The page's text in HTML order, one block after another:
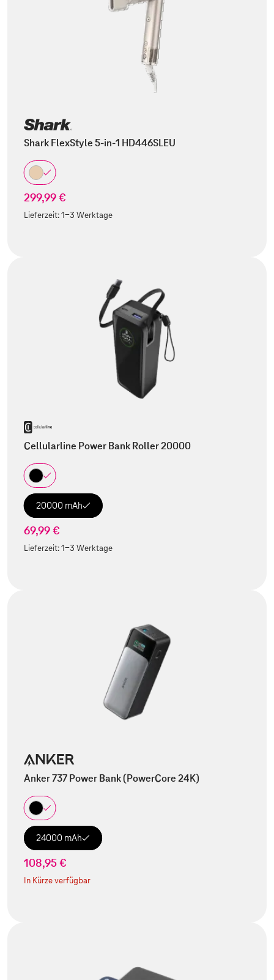
Shark FlexStyle 5-in-1 HD446SLEU
299,99 €
Lieferzeit:1-3 Werktage
Cellularline Power Bank Roller 20000
20000 mAh
69,99 €
Lieferzeit:1-3 Werktage
Anker 737 Power Bank (PowerCore 24K)
24000 mAh
108,95 €
In Kürze verfügbar